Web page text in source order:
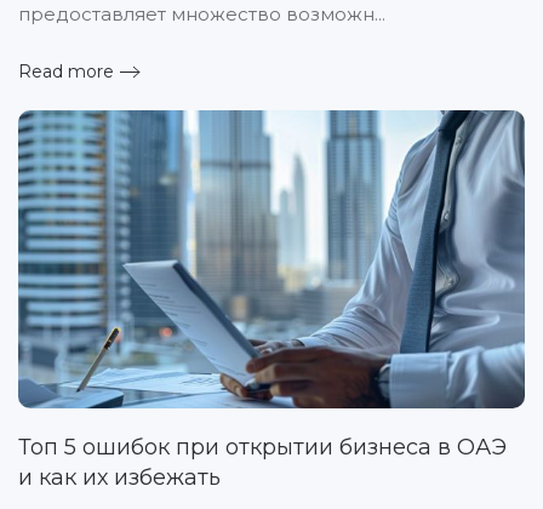
предоставляет множество возможн...
Read more
Топ 5 ошибок при открытии бизнеса в ОАЭ
и как их избежать